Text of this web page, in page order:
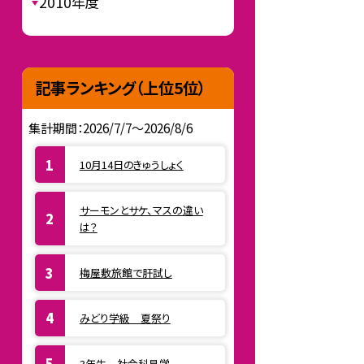
記事ランキング（上位5位）
集計期間：2026/7/7～2026/8/6
10月14日のきゅうしょく
サーモンとサケ、マスの違い
は？
梅屋敷旅館で肝試し
みどり学級 夏祭り